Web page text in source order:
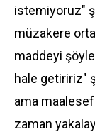
istemiyoruz"
müzakere
maddeyi şöyle
hale getiririz"
ama
zaman